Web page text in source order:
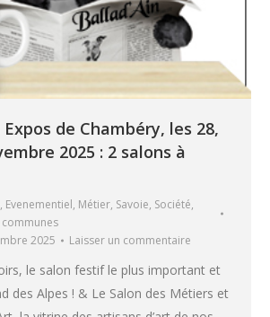
de Chambéry, les 28,
2025 : 2 salons à
, Evenementiel, Métier, Savoie, Société,
2025 Laisser un commentaire
le salon festif le plus important et
des Alpes ! & Le Salon des Métiers et